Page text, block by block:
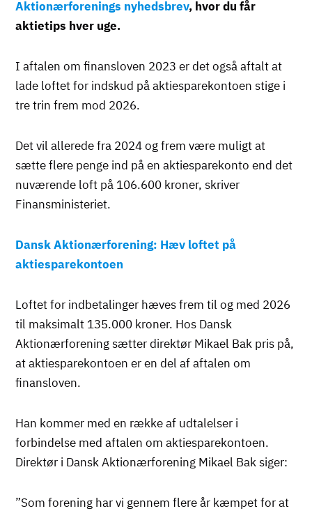
Aktionærforenings nyhedsbrev, hvor du får
aktietips hver uge.
I aftalen om finansloven 2023 er det også aftalt at
lade loftet for indskud på aktiesparekontoen stige i
tre trin frem mod 2026.
Det vil allerede fra 2024 og frem være muligt at
sætte flere penge ind på en aktiesparekonto end det
nuværende loft på 106.600 kroner, skriver
Finansministeriet.
Dansk Aktionærforening: Hæv loftet på
aktiesparekontoen
Loftet for indbetalinger hæves frem til og med 2026
til maksimalt 135.000 kroner. Hos Dansk
Aktionærforening sætter direktør Mikael Bak pris på,
at aktiesparekontoen er en del af aftalen om
finansloven.
Han kommer med en række af udtalelser i
forbindelse med aftalen om aktiesparekontoen.
Direktør i Dansk Aktionærforening Mikael Bak siger:
”Som forening har vi gennem flere år kæmpet for at